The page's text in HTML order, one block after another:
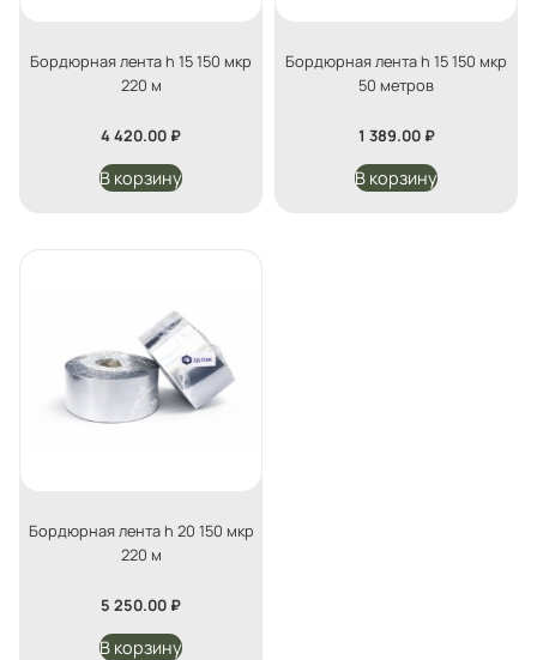
Бордюрная лента h 15 150 мкр
220 м
4 420.00 ₽
В корзину
Бордюрная лента h 15 150 мкр
50 метров
1 389.00 ₽
В корзину
Бордюрная лента h 20 150 мкр
220 м
5 250.00 ₽
В корзину